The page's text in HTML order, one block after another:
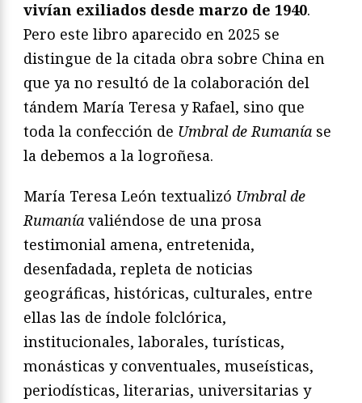
vivían exiliados desde marzo de 1940.
Pero este libro aparecido en 2025 se
distingue de la citada obra sobre China en
que ya no resultó de la colaboración del
tándem María Teresa y Rafael, sino que
toda la confección de Umbral de Rumanía se
la debemos a la logroñesa.
María Teresa León textualizó Umbral de
Rumanía valiéndose de una prosa
testimonial amena, entretenida,
desenfadada, repleta de noticias
geográficas, históricas, culturales, entre
ellas las de índole folclórica,
institucionales, laborales, turísticas,
monásticas y conventuales, museísticas,
periodísticas, literarias, universitarias y